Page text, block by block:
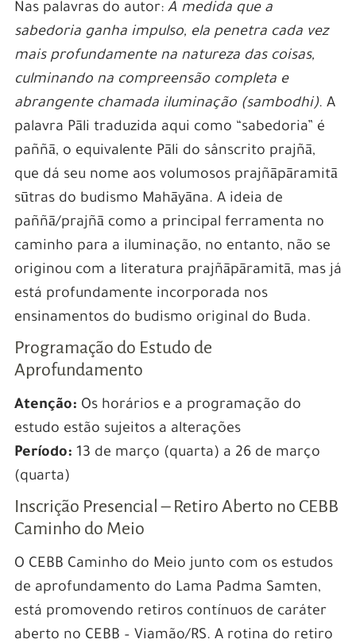
Nas palavras do autor: À medida que a
sabedoria ganha impulso, ela penetra cada vez
mais profundamente na natureza das coisas,
culminando na compreensão completa e
abrangente chamada iluminação (sambodhi). A
palavra Pāli traduzida aqui como “sabedoria” é
paññā, o equivalente Pāli do sânscrito prajñā,
que dá seu nome aos volumosos prajñāpāramitā
sūtras do budismo Mahāyāna. A ideia de
paññā/prajñā como a principal ferramenta no
caminho para a iluminação, no entanto, não se
originou com a literatura prajñāpāramitā, mas já
está profundamente incorporada nos
ensinamentos do budismo original do Buda.
Programação do Estudo de
Aprofundamento
Atenção: Os horários e a programação do
estudo estão sujeitos a alterações
Período: 13 de março (quarta) a 26 de março
(quarta)
Inscrição Presencial – Retiro Aberto no CEBB
Caminho do Meio
O CEBB Caminho do Meio junto com os estudos
de aprofundamento do Lama Padma Samten,
está promovendo retiros contínuos de caráter
aberto no CEBB – Viamão/RS. A rotina do retiro